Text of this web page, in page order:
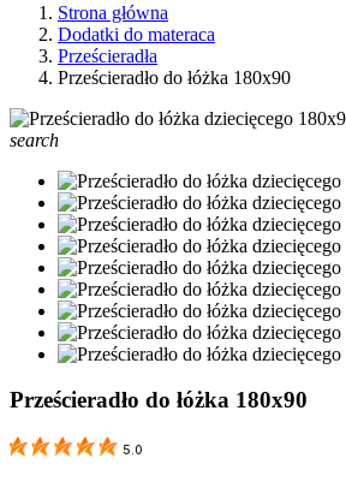
Strona główna
Dodatki do materaca
Prześcieradła
Prześcieradło do łóżka 180x90
search
Prześcieradło do łóżka 180x90
5.0